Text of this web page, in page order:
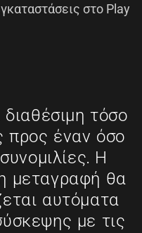
στο Play
τόσο
προς έναν όσο
Η
μεταγραφή θα
αυτόματα
με τις